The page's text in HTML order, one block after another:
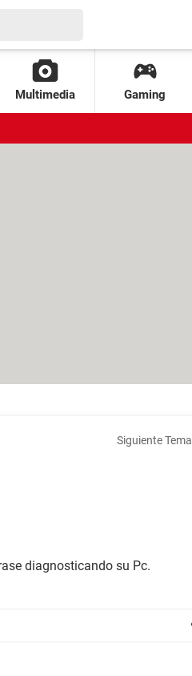
Multimedia Gaming
Siguiente Tema
diagnosticando su Pc.